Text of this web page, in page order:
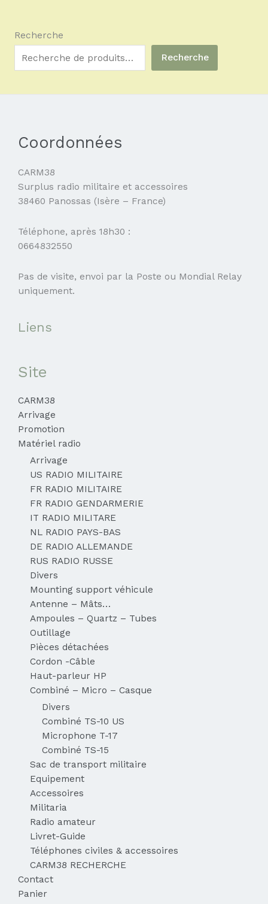
Recherche
Recherche
Coordonnées
CARM38
Surplus radio militaire et accessoires
38460 Panossas (Isère – France)
Téléphone, après 18h30 :
0664832550
Pas de visite, envoi par la Poste ou Mondial Relay
uniquement.
Liens
Site
CARM38
Arrivage
Promotion
Matériel radio
Arrivage
US RADIO MILITAIRE
FR RADIO MILITAIRE
FR RADIO GENDARMERIE
IT RADIO MILITARE
NL RADIO PAYS-BAS
DE RADIO ALLEMANDE
RUS RADIO RUSSE
Divers
Mounting support véhicule
Antenne – Mâts…
Ampoules – Quartz – Tubes
Outillage
Pièces détachées
Cordon -Câble
Haut-parleur HP
Combiné – Micro – Casque
Divers
Combiné TS-10 US
Microphone T-17
Combiné TS-15
Sac de transport militaire
Equipement
Accessoires
Militaria
Radio amateur
Livret-Guide
Téléphones civiles & accessoires
CARM38 RECHERCHE
Contact
Panier